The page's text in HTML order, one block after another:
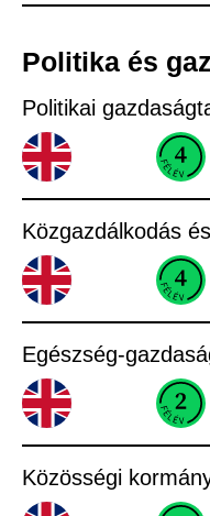
Politika és
Politikai
Közgazdálkodás
Egészség-
Közösségi